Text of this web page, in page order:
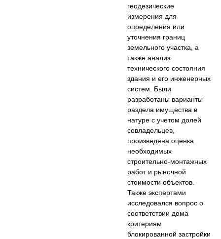
геодезические
измерения для
определения или
уточнения границ
земельного участка, а
также анализ
технического состояния
здания и его инженерных
систем. Были
разработаны варианты
раздела имущества в
натуре с учетом долей
совладельцев,
произведена оценка
необходимых
строительно-монтажных
работ и рыночной
стоимости объектов.
Также экспертами
исследовался вопрос о
соответствии дома
критериям
блокированной застройки